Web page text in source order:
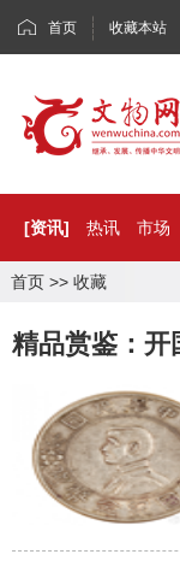
首页 收藏本站
[资讯] 热讯 市场
首页 >> 收藏
精品赏鉴：开